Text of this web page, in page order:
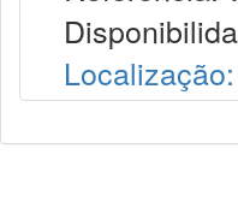
Localização: